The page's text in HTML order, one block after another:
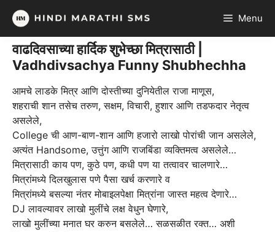
Skip
content
Menu
वाढदिवसाच्या हार्दिक शुभेच्छा मित्रासाठी |
Vadhdivsachya Funny Shubhechha
आमचे लाडके मित्र आणि दोस्तीच्या दुनियेतील राजा माणूस,
शहराची शान तसेच तरुण, सक्षम, विचारी, हुशार आणि तडफदार नेतृत्व
असलेले,
College ची आण-बाण-शान आणि हजारो लाखो पोरांची जान असलेले,
अत्यंत Handsome, उत्तुंग आणि राजबिंडा व्यक्तिमत्व असलेले…
मित्रासाठी काय पण, कुठे पण, कधी पण या तत्वावर चालणारे…
मित्रांमध्ये दिलखुलास पणे पैसा खर्च करणारे व
मित्रांमध्ये बसल्या नंतर मोबाइलपेक्षा मित्रांना जास्त महत्व देणारे…
DJ लावल्यावर लाखो मुलींचे लक्ष वेधुन घेणारे,
लाखो मुलींच्या मनात घर करुन बसलेले… सळसळीत रक्त… अशी